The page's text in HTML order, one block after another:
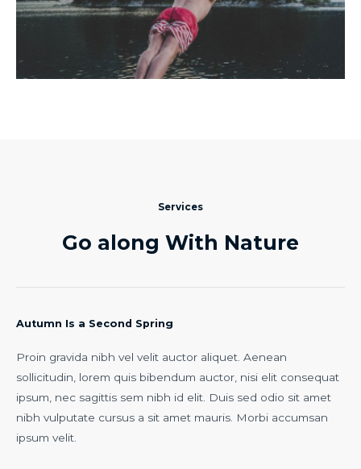
Services
Go along With Nature
Autumn Is a Second Spring
Proin gravida nibh vel velit auctor aliquet. Aenean
sollicitudin, lorem quis bibendum auctor, nisi elit consequat
ipsum, nec sagittis sem nibh id elit. Duis sed odio sit amet
nibh vulputate cursus a sit amet mauris. Morbi accumsan
ipsum velit.